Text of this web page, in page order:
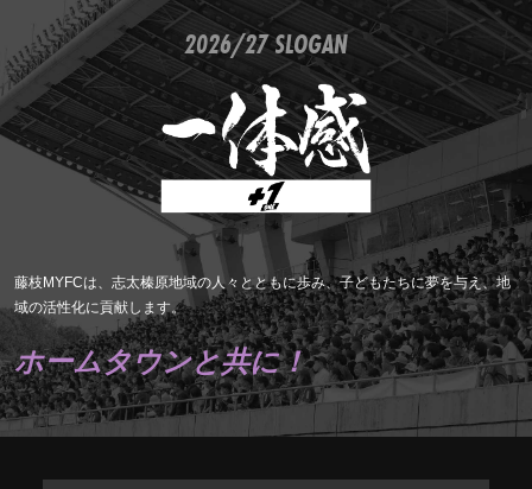
2026/27 SLOGAN
藤枝MYFCは、志太榛原地域の人々とともに歩み、子どもたちに夢を与え、地
域の活性化に貢献します。
ホームタウンと共に！